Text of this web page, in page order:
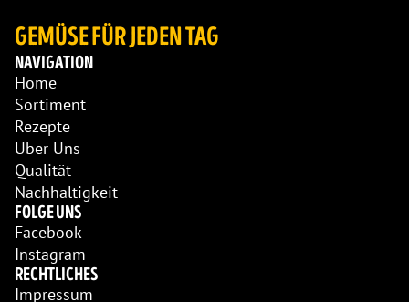
GEMÜSE FÜR JEDEN TAG
NAVIGATION
Home
Sortiment
Rezepte
Über Uns
Qualität
Nachhaltigkeit
FOLGE UNS
Facebook
Instagram
RECHTLICHES
Impressum